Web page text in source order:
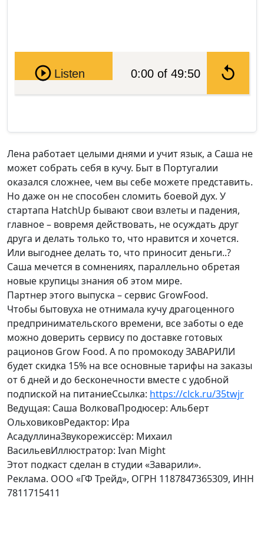
Pause
Listen 0:00 of 49:50
Лена работает целыми днями и учит язык, а Саша не
может собрать себя в кучу. Быт в Португалии
оказался сложнее, чем вы себе можете представить.
Но даже он не способен сломить боевой дух. У
стартапа HatchUp бывают свои взлеты и падения,
главное – вовремя действовать, не осуждать друг
друга и делать только то, что нравится и хочется.
Или выгоднее делать то, что приносит деньги..?
Саша мечется в сомнениях, параллельно обретая
новые крупицы знания об этом мире.
Партнер этого выпуска – сервис GrowFood.
Чтобы бытовуха не отнимала кучу драгоценного
предпринимательского времени, все заботы о еде
можно доверить сервису по доставке готовых
рационов Grow Food. А по промокоду ЗАВАРИЛИ
будет скидка 15% на все основные тарифы на заказы
от 6 дней и до бесконечности вместе с удобной
подпиской на питаниеСсылка: https://clck.ru/35twjr
Ведущая: Саша ВолковаПродюсер: Альберт
ОльховиковРедактор: Ира
АсадуллинаЗвукорежиссёр: Михаил
ВасильевИллюстратор: Ivan Might
Этот подкаст сделан в студии «Заварили».
Реклама. ООО «ГФ Трейд», ОГРН 1187847365309, ИНН
7811715411